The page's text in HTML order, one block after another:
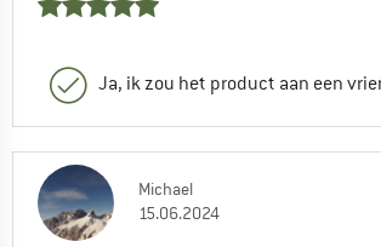
Ja, ik zou het product aan een
Michael
15.06.2024